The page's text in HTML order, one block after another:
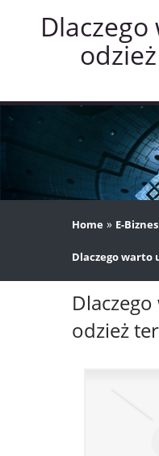
Home » E-Biznes
Dlaczego warto
odzież